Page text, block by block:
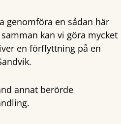
genomföra en sådan här
kan vi göra mycket
en förflyttning på en
annat berörde